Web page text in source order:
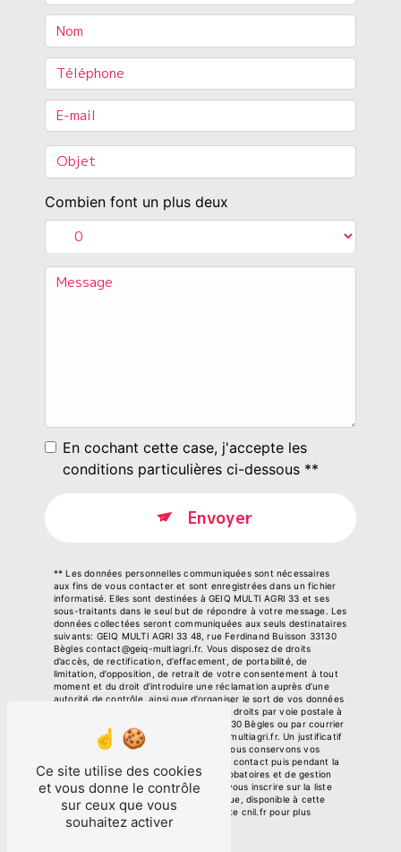
Combien font un plus deux
En cochant cette case, j'accepte les
conditions particulières ci-dessous **
Envoyer
** Les données personnelles communiquées sont nécessaires
aux fins de vous contacter et sont enregistrées dans un fichier
informatisé. Elles sont destinées à GEIQ MULTI AGRI 33 et ses
sous-traitants dans le seul but de répondre à votre message. Les
données collectées seront communiquées aux seuls destinataires
suivants: GEIQ MULTI AGRI 33 48, rue Ferdinand Buisson 33130
Bègles contact@geiq-multiagri.fr. Vous disposez de droits
d’accès, de rectification, d’effacement, de portabilité, de
limitation, d’opposition, de retrait de votre consentement à tout
moment et du droit d’introduire une réclamation auprès d’une
autorité de contrôle, ainsi que d’organiser le sort de vos données
post-mortem. Vous pouvez exercer ces droits par voie postale à
l'adresse 48, rue Ferdinand Buisson 33130 Bègles ou par courrier
électronique à l'adresse contact@geiq-multiagri.fr. Un justificatif
d'identité pourra vous être demandé. Nous conservons vos
données pendant la période de prise de contact puis pendant la
durée de prescription légale aux fins probatoires et de gestion
des contentieux. Vous avez le droit de vous inscrire sur la liste
d'opposition au démarchage téléphonique, disponible à cette
adresse:Bloctel.gouv.fr. Consultez le site cnil.fr pour plus
d’informations sur vos droits.
Ce site utilise des cookies
et vous donne le contrôle
sur ceux que vous
souhaitez activer